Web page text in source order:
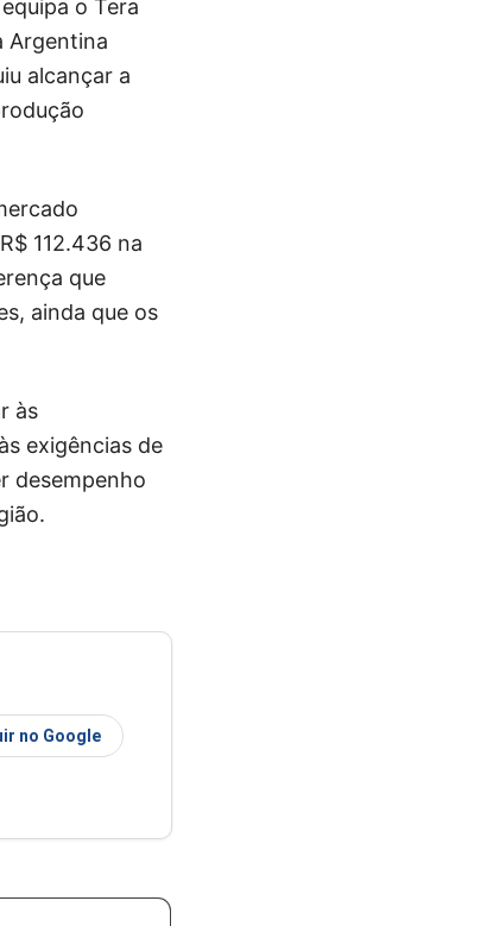
o Tera
Argentina
alcançar a
112.436 na
que
ainda que os
às
exigências de
desempenho
no Google